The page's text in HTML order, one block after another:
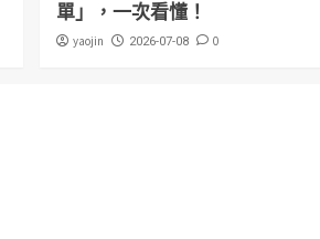
單」，一次看懂！
yaojin 2026-07-08 0